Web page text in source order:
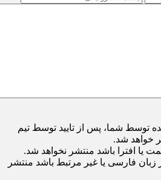
توسط شما، پس از تایید توسط تیم
خواهد شد.
یا افترا باشد منتشر نخواهد شد.
زبان فارسی یا غیر مرتبط باشد منتشر